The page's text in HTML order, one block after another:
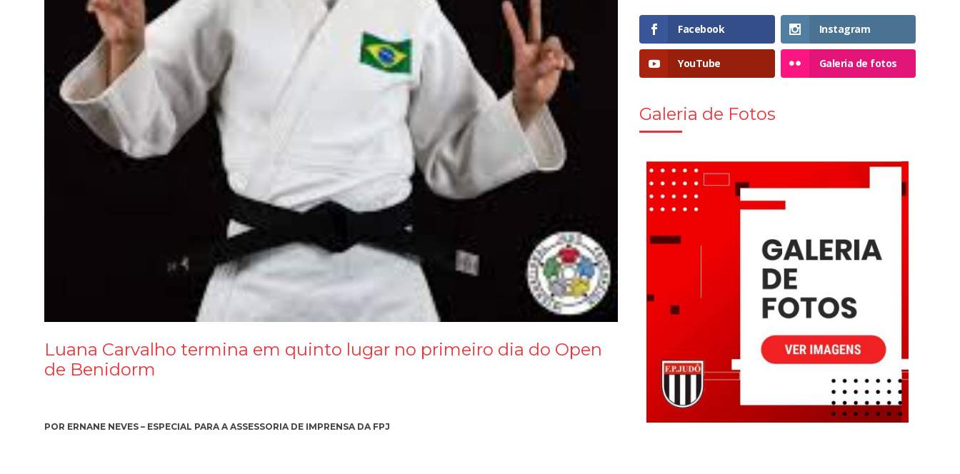
Luana Carvalho termina em quinto lugar no primeiro dia do Open
de Benidorm
POR ERNANE NEVES – ESPECIAL PARA A ASSESSORIA DE IMPRENSA DA FPJ
Facebook Instagram
YouTube Galeria de fotos
Galeria de Fotos